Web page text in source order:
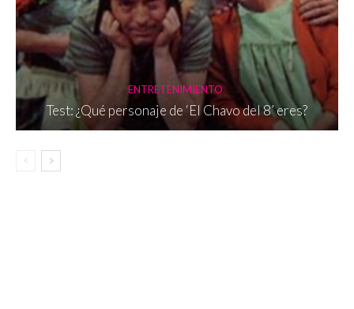
ENTRETENIMIENTO
Test: ¿Qué personaje de ‘El Chavo del 8’ eres?